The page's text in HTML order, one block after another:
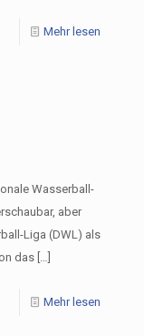
Mehr lesen
Wasserball-
aber
Liga (DWL) als
das […]
Mehr lesen